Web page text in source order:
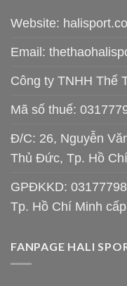
Website:
Email:
Công ty TNHH Thể
Mã số thuế:
Đ/C: 26, Nguyễn
Thủ Đức, Tp. Hồ
GPĐKKD:
Tp. Hồ Chí Minh
FANPAGE HALI